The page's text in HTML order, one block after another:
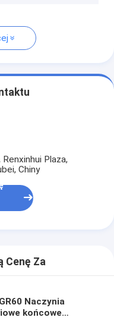
Plaza,
Chiny
Cenę Za
Naczynia
końcowe